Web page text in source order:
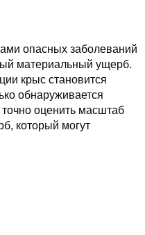
опасных заболеваний
материальный ущерб.
крыс становится
обнаруживается
оценить масштаб
который могут